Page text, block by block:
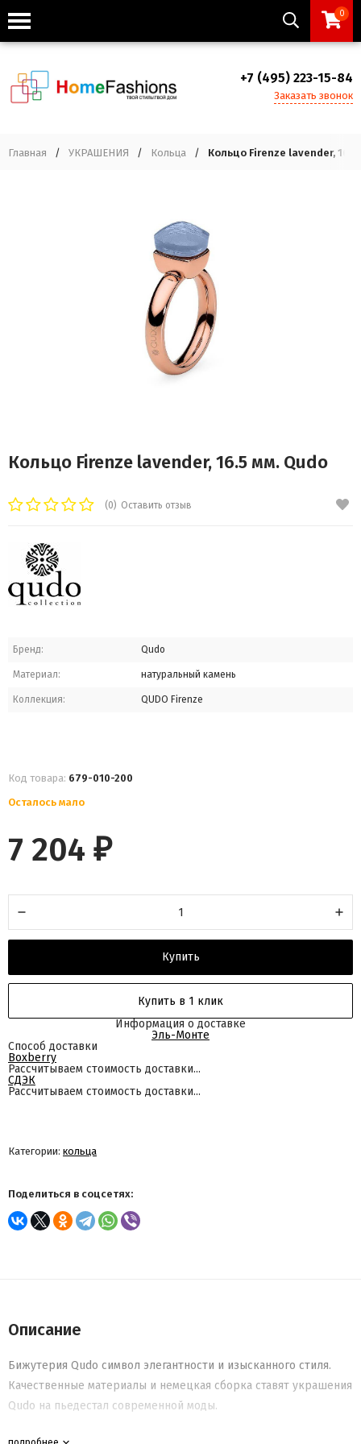
0
+7 (495) 223-15-84
Заказать звонок
Главная / УКРАШЕНИЯ / Кольца / Кольцо Firenze lavender, 16.5
Кольцо Firenze lavender, 16.5 мм. Qudo
(0) Оставить отзыв
Бренд: Qudo
Материал: натуральный камень
Коллекция: QUDO Firenze
Код товара: 679-010-200
Осталось мало
7 204 ₽
Купить
Купить в 1 клик
Информация о доставке
Эль-Монте
Способ доставки
Boxberry
Рассчитываем стоимость доставки...
СДЭК
Рассчитываем стоимость доставки...
Категории: кольца
Поделиться в соцсетях:
Описание
Бижутерия Qudo символ элегантности и изысканного стиля.
Качественные материалы и немецкая сборка ставят украшения
Qudo на пьедестал современной моды.